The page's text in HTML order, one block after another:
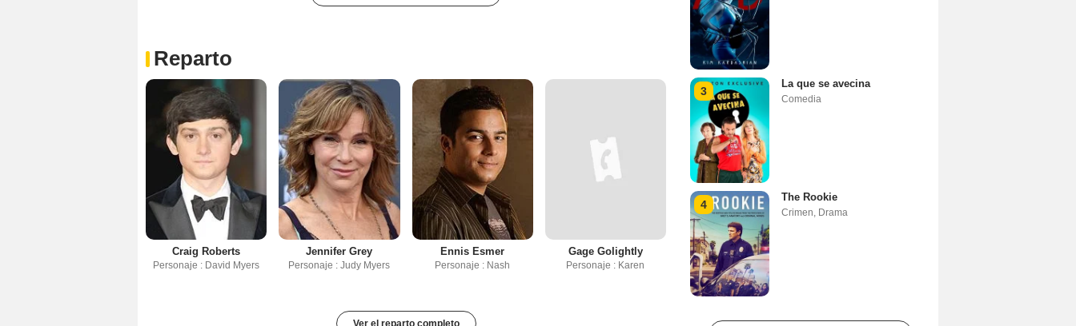
Reparto
Craig Roberts
Personaje : David Myers
Jennifer Grey
Personaje : Judy Myers
Ennis Esmer
Personaje : Nash
Gage Golightly
Personaje : Karen
3
La que se avecina
Comedia
4
The Rookie
Crimen, Drama